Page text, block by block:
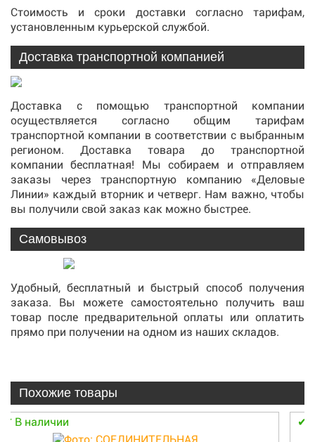
Стоимость и сроки доставки согласно тарифам,
установленным курьерской службой.
Доставка транспортной компанией
Доставка с помощью транспортной компании
осуществляется согласно общим тарифам
транспортной компании в соответствии с выбранным
регионом. Доставка товара до транспортной
компании бесплатная! Мы собираем и отправляем
заказы через транспортную компанию «Деловые
Линии» каждый вторник и четверг. Нам важно, чтобы
вы получили свой заказ как можно быстрее.
Самовывоз
Удобный, бесплатный и быстрый способ получения
заказа. Вы можете самостоятельно получить ваш
товар после предварительной оплаты или оплатить
прямо при получении на одном из наших складов.
Похожие товары
В наличии